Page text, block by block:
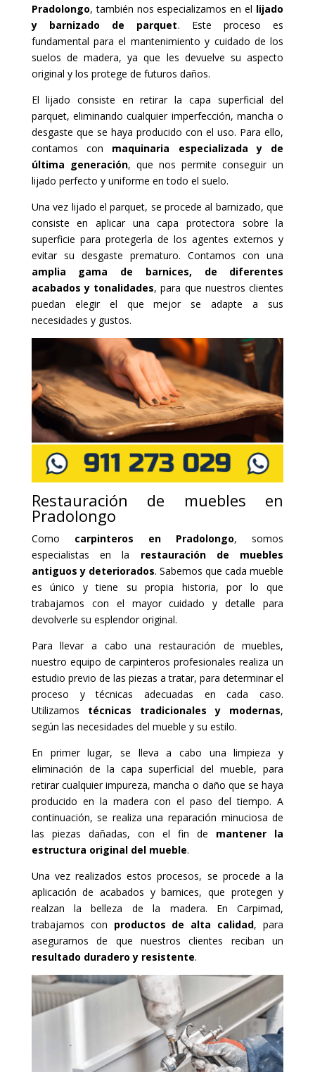
Pradolongo, también nos especializamos en el lijado
y barnizado de parquet. Este proceso es
fundamental para el mantenimiento y cuidado de los
suelos de madera, ya que les devuelve su aspecto
original y los protege de futuros daños.
El lijado consiste en retirar la capa superficial del
parquet, eliminando cualquier imperfección, mancha o
desgaste que se haya producido con el uso. Para ello,
contamos con maquinaria especializada y de
última generación, que nos permite conseguir un
lijado perfecto y uniforme en todo el suelo.
Una vez lijado el parquet, se procede al barnizado, que
consiste en aplicar una capa protectora sobre la
superficie para protegerla de los agentes externos y
evitar su desgaste prematuro. Contamos con una
amplia gama de barnices, de diferentes
acabados y tonalidades, para que nuestros clientes
puedan elegir el que mejor se adapte a sus
necesidades y gustos.
Restauración de muebles en
Pradolongo
Como carpinteros en Pradolongo, somos
especialistas en la restauración de muebles
antiguos y deteriorados. Sabemos que cada mueble
es único y tiene su propia historia, por lo que
trabajamos con el mayor cuidado y detalle para
devolverle su esplendor original.
Para llevar a cabo una restauración de muebles,
nuestro equipo de carpinteros profesionales realiza un
estudio previo de las piezas a tratar, para determinar el
proceso y técnicas adecuadas en cada caso.
Utilizamos técnicas tradicionales y modernas,
según las necesidades del mueble y su estilo.
En primer lugar, se lleva a cabo una limpieza y
eliminación de la capa superficial del mueble, para
retirar cualquier impureza, mancha o daño que se haya
producido en la madera con el paso del tiempo. A
continuación, se realiza una reparación minuciosa de
las piezas dañadas, con el fin de mantener la
estructura original del mueble.
Una vez realizados estos procesos, se procede a la
aplicación de acabados y barnices, que protegen y
realzan la belleza de la madera. En Carpimad,
trabajamos con productos de alta calidad, para
asegurarnos de que nuestros clientes reciban un
resultado duradero y resistente.